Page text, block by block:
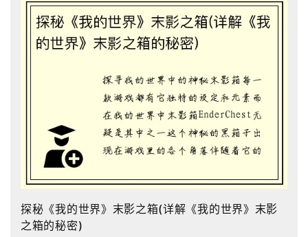
探秘《我的世界》末影之箱(详解《我的世界》末影
之箱的秘密)